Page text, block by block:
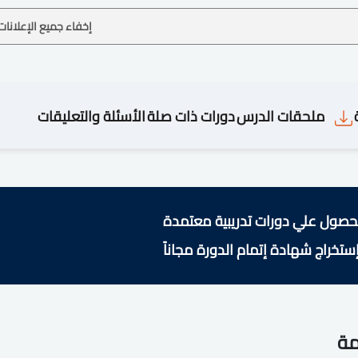
إخفاء جميع
ملحقات الدرسدورات ذات صلةالأسئلة والتعليقات
علي دورات تدريبية معتمدة
شهادة إتمام الدورة مجاناً